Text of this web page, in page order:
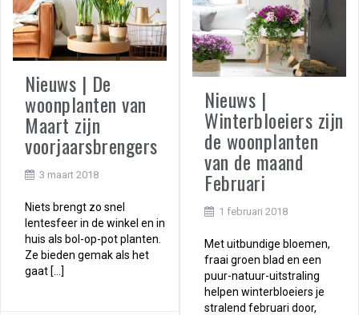
Nieuws | De
woonplanten van
Maart zijn
voorjaarsbrengers
3 maart 2018
Niets brengt zo snel
lentesfeer in de winkel en in
huis als bol-op-pot planten.
Ze bieden gemak als het
gaat […]
Nieuws |
Winterbloeiers zijn
de woonplanten
van de maand
Februari
1 februari 2018
Met uitbundige bloemen,
fraai groen blad en een
puur-natuur-uitstraling
helpen winterbloeiers je
stralend februari door,